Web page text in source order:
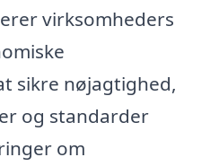
virksomheders
sikre nøjagtighed,
og standarder
om